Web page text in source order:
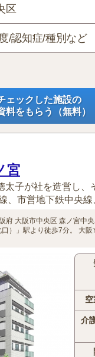
区
/認知症/種別など
ェックした施設の
料をもらう（無料）
宮
子が社を造営し、
、市営地下鉄中央線
府 大阪市中央区 森ノ宮中
）」駅より徒歩7分。
大阪
介